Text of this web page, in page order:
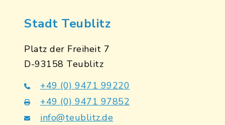
Stadt Teublitz
Platz der Freiheit 7
D-93158 Teublitz
+49 (0) 9471 99220
+49 (0) 9471 97852
info@teublitz.de